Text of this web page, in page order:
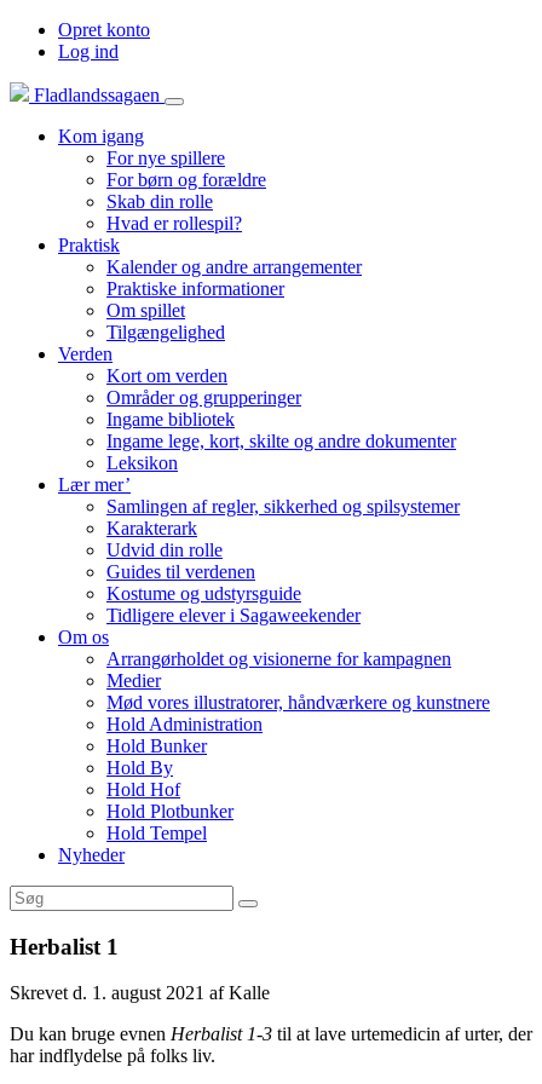
Opret konto
Log ind
Fladlandssagaen
Kom igang
For nye spillere
For børn og forældre
Skab din rolle
Hvad er rollespil?
Praktisk
Kalender og andre arrangementer
Praktiske informationer
Om spillet
Tilgængelighed
Verden
Kort om verden
Områder og grupperinger
Ingame bibliotek
Ingame lege, kort, skilte og andre dokumenter
Leksikon
Lær mer’
Samlingen af regler, sikkerhed og spilsystemer
Karakterark
Udvid din rolle
Guides til verdenen
Kostume og udstyrsguide
Tidligere elever i Sagaweekender
Om os
Arrangørholdet og visionerne for kampagnen
Medier
Mød vores illustratorer, håndværkere og kunstnere
Hold Administration
Hold Bunker
Hold By
Hold Hof
Hold Plotbunker
Hold Tempel
Nyheder
Herbalist 1
Skrevet d. 1. august 2021 af Kalle
Du kan bruge evnen Herbalist 1-3 til at lave urtemedicin af urter, der
har indflydelse på folks liv.